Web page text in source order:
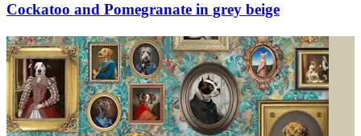
Cockatoo and Pomegranate in grey beige